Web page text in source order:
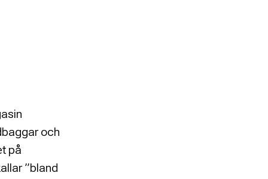
och
på
”bland